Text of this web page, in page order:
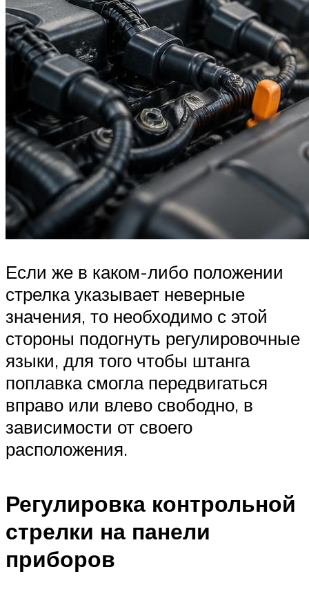
Если же в каком-либо положении
стрелка указывает неверные
значения, то необходимо с этой
стороны подогнуть регулировочные
языки, для того чтобы штанга
поплавка смогла передвигаться
вправо или влево свободно, в
зависимости от своего
расположения.
Регулировка контрольной
стрелки на панели
приборов